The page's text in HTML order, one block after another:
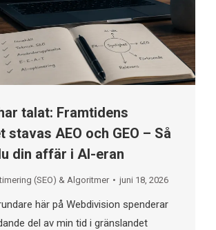
talat: Framtidens
stavas AEO och GEO – Så
din affär i AI-eran
(SEO) & Algoritmer juni 18, 2026
här på Webdivision spenderar
del av min tid i gränslandet